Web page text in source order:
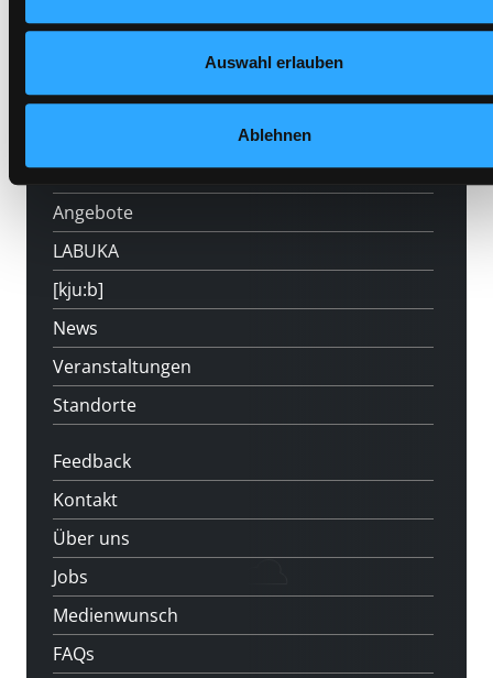
Auswahl erlauben
Ablehnen
Hotline (Mo-Fr 9 bis 17 Uhr): 0316 872-
Mitgliedschaft
Angebote
LABUKA
[kju:b]
News
Veranstaltungen
Standorte
Feedback
Kontakt
Über uns
Jobs
Medienwunsch
FAQs